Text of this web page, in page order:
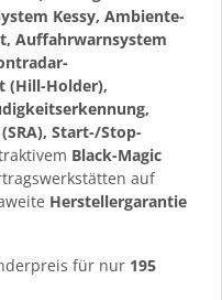
Kessy, Ambiente-
Auffahrwarnsystem
(Hill-Holder),
Start-/Stop-
Black-Magic
auf
Herstellergarantie
für nur 195